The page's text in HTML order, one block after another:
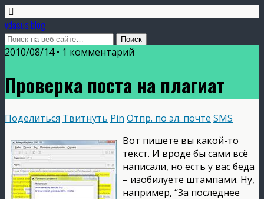
vdasus blog
2010/08/14 • 1 комментарий
Проверка поста на плагиат
Поделиться Твитнуть Pin Отпр. по эл. почте SMS
Вот пишете вы какой-то
текст. И вроде бы сами всё
написали, но есть у вас беда
– изобилуете штампами. Ну,
например, “За последнее